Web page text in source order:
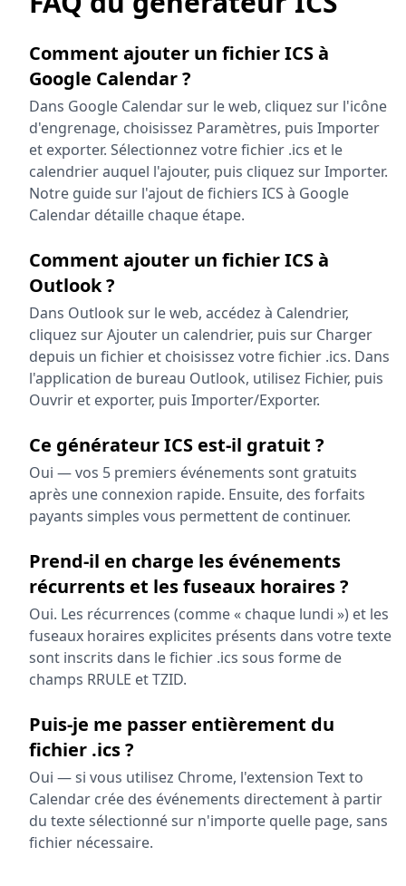
Comment ajouter un fichier ICS à
Google Calendar ?
Dans Google Calendar sur le web, cliquez sur l'icône
d'engrenage, choisissez Paramètres, puis Importer
et exporter. Sélectionnez votre fichier .ics et le
calendrier auquel l'ajouter, puis cliquez sur Importer.
Notre guide sur l'ajout de fichiers ICS à Google
Calendar détaille chaque étape.
Comment ajouter un fichier ICS à
Outlook ?
Dans Outlook sur le web, accédez à Calendrier,
cliquez sur Ajouter un calendrier, puis sur Charger
depuis un fichier et choisissez votre fichier .ics. Dans
l'application de bureau Outlook, utilisez Fichier, puis
Ouvrir et exporter, puis Importer/Exporter.
Ce générateur ICS est-il gratuit ?
Oui — vos 5 premiers événements sont gratuits
après une connexion rapide. Ensuite, des forfaits
payants simples vous permettent de continuer.
Prend-il en charge les événements
récurrents et les fuseaux horaires ?
Oui. Les récurrences (comme « chaque lundi ») et les
fuseaux horaires explicites présents dans votre texte
sont inscrits dans le fichier .ics sous forme de
champs RRULE et TZID.
Puis-je me passer entièrement du
fichier .ics ?
Oui — si vous utilisez Chrome, l'extension Text to
Calendar crée des événements directement à partir
du texte sélectionné sur n'importe quelle page, sans
fichier nécessaire.